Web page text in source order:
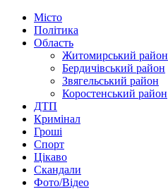
Місто
Політика
Область
Житомирський район
Бердичівський район
Звягельський район
Коростенський район
ДТП
Кримінал
Гроші
Спорт
Цікаво
Скандали
Фото/Відео